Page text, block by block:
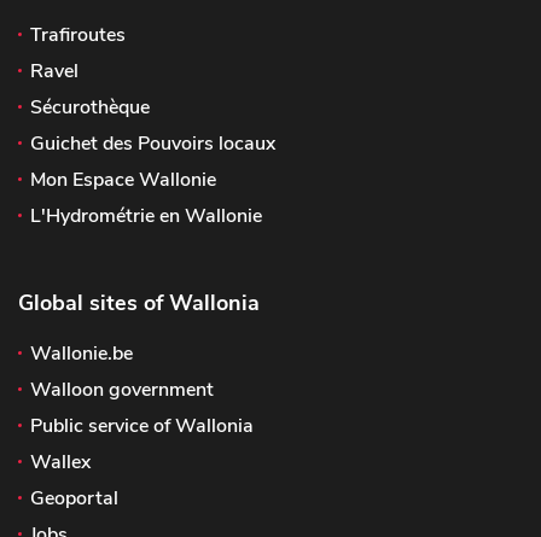
Trafiroutes
Ravel
Sécurothèque
Guichet des Pouvoirs locaux
Mon Espace Wallonie
L'Hydrométrie en Wallonie
Global sites of Wallonia
Wallonie.be
Walloon government
Public service of Wallonia
Wallex
Geoportal